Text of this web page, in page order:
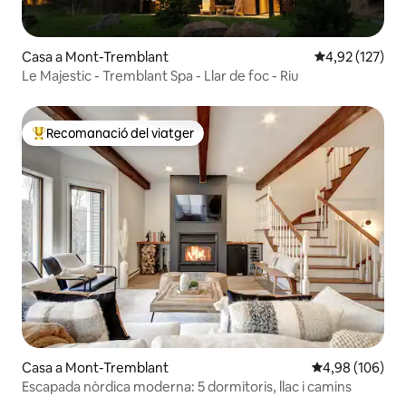
Casa a Mont-Tremblant 4,92 de
4,92 (127)
Le Majestic - Tremblant Spa - Llar de foc - Riu
Principals recomanacions dels viatgers
Recomanació del viatger
Casa a Mont-Tremblant 4,98 de
4,98 (106)
Escapada nòrdica moderna: 5 dormitoris, llac i camins